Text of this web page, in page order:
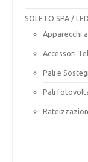
SOLETO SPA /
Apparecchi a
Accessori
Pali e
Pali